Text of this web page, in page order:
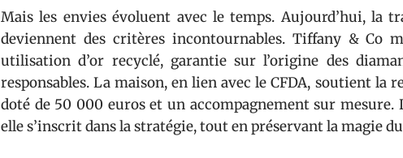
Mais les envies évoluent avec le temps. Aujourd’hui, la
deviennent des critères incontournables. Tiffany & Co
utilisation d’or recyclé, garantie sur l’origine des
responsables. La maison, en lien avec le CFDA, soutient
doté de 50 000 euros et un accompagnement sur mesure.
elle s’inscrit dans la stratégie, tout en préservant la magie